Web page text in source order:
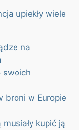
upiekły wiele
na
swoich
broni w Europie
kupić ją